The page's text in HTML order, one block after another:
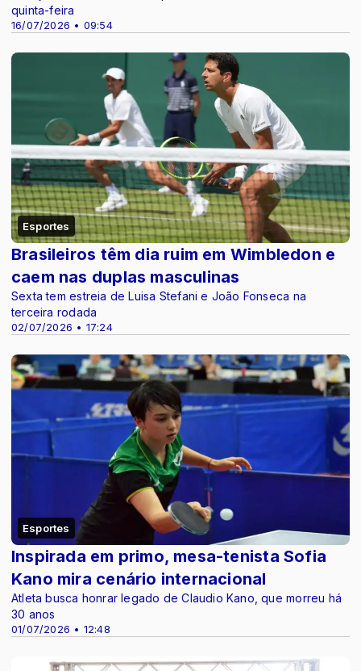
16/07/2026 • 09:54
quinta-feira
Esportes
02/07/2026 • 17:24
Brasileiros têm dia ruim em Wimbledon e
caem nas duplas masculinas
Sexta tem estreia de Luisa Stefani e João Fonseca na
terceira rodada
Esportes
01/07/2026 • 12:48
Inspirada em primo, mesa-tenista Sofia
Kano mira cenário internacional
Atleta busca honrar legado de Claudio Kano, que morreu há
30 anos